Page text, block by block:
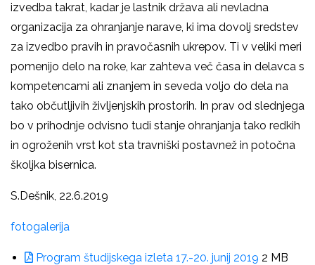
izvedba takrat, kadar je lastnik država ali nevladna
organizacija za ohranjanje narave, ki ima dovolj sredstev
za izvedbo pravih in pravočasnih ukrepov. Ti v veliki meri
pomenijo delo na roke, kar zahteva več časa in delavca s
kompetencami ali znanjem in seveda voljo do dela na
tako občutljivih življenjskih prostorih. In prav od slednjega
bo v prihodnje odvisno tudi stanje ohranjanja tako redkih
in ogroženih vrst kot sta travniški postavnež in potočna
školjka bisernica.
S.Dešnik, 22.6.2019
fotogalerija
Program študijskega izleta 17.-20. junij 2019 2 MB